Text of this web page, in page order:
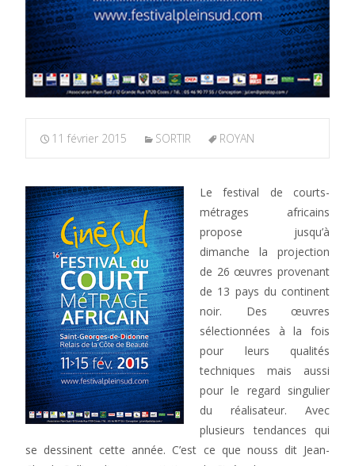
11 février 2015 SORTIR ROYAN
Le festival de courts-
métrages africains
propose jusqu’à
dimanche la projection
de 26 œuvres provenant
de 13 pays du continent
noir. Des œuvres
sélectionnées à la fois
pour leurs qualités
techniques mais aussi
pour le regard singulier
du réalisateur. Avec
plusieurs tendances qui
se dessinent cette année. C’est ce que nouss dit Jean-